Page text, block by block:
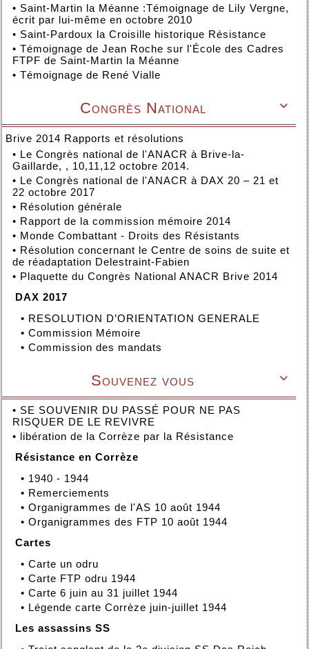
• Saint-Martin la Méanne :Témoignage de Lily Vergne,
écrit par lui-même en octobre 2010
• Saint-Pardoux la Croisille historique Résistance
• Témoignage de Jean Roche sur l'École des Cadres
FTPF de Saint-Martin la Méanne
• Témoignage de René Vialle

Congrès National
Brive 2014 Rapports et résolutions
• Le Congrès national de l'ANACR à Brive-la-
Gaillarde, , 10,11,12 octobre 2014.
• Le Congrès national de l'ANACR à DAX 20 – 21 et
22 octobre 2017
• Résolution générale
• Rapport de la commission mémoire 2014
• Monde Combattant - Droits des Résistants
• Résolution concernant le Centre de soins de suite et
de réadaptation Delestraint-Fabien
• Plaquette du Congrès National ANACR Brive 2014
DAX 2017
• RESOLUTION D’ORIENTATION GENERALE
• Commission Mémoire
• Commission des mandats

Souvenez vous
• SE SOUVENIR DU PASSÉ POUR NE PAS
RISQUER DE LE REVIVRE
• libération de la Corrèze par la Résistance
Résistance en Corrèze
• 1940 - 1944
• Remerciements
• Organigrammes de l'AS 10 août 1944
• Organigrammes des FTP 10 août 1944
Cartes
• Carte un odru
• Carte FTP odru 1944
• Carte 6 juin au 31 juillet 1944
• Légende carte Corrèze juin-juillet 1944
Les assassins SS